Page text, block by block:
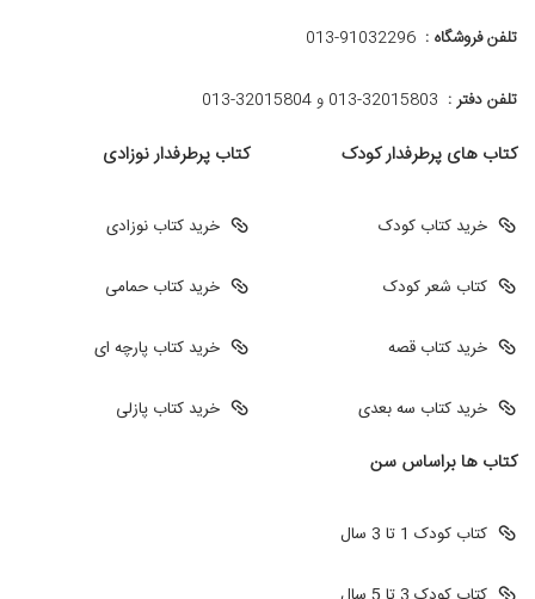
تلفن فروشگاه : 013-91032296
تلفن دفتر : 013-32015803 و 32015804-013
کتاب های پرطرفدار کودک
خرید کتاب کودک
کتاب شعر کودک
خرید کتاب قصه
خرید کتاب سه بعدی
کتاب پرطرفدار نوزادی
خرید کتاب نوزادی
خرید کتاب حمامی
خرید کتاب پارچه ای
خرید کتاب پازلی
کتاب ها براساس سن
کتاب کودک 1 تا 3 سال